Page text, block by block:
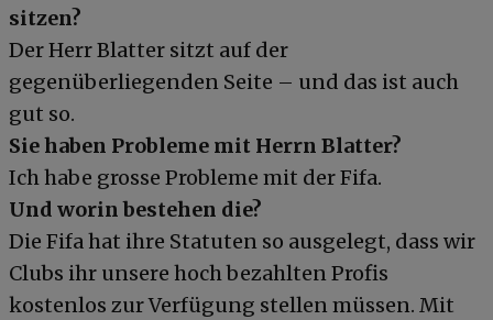
sitzen?
Der Herr Blatter sitzt auf der
gegenüberliegenden Seite – und das ist auch
gut so.
Sie haben Probleme mit Herrn Blatter?
Ich habe grosse Probleme mit der Fifa.
Und worin bestehen die?
Die Fifa hat ihre Statuten so ausgelegt, dass wir
Clubs ihr unsere hoch bezahlten Profis
kostenlos zur Verfügung stellen müssen. Mit